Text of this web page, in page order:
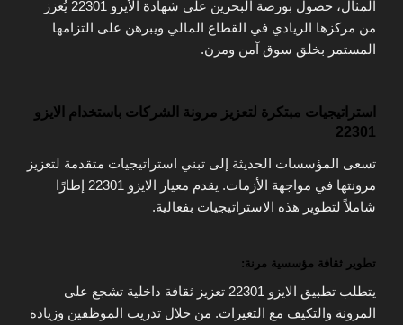
المثال، حصول بورصة البحرين على شهادة الأيزو 22301 يُعزز
من مركزها الريادي في القطاع المالي ويبرهن على التزامها
المستمر بخلق سوق آمن ومرن.
استراتيجيات مبتكرة لتعزيز مرونة الشركات باستخدام الايزو
22301
تسعى المؤسسات الحديثة إلى تبني استراتيجيات متقدمة لتعزيز
مرونتها في مواجهة الأزمات. يقدم معيار الايزو 22301 إطارًا
شاملاً لتطوير هذه الاستراتيجيات بفعالية.
تطوير ثقافة مؤسسية مرنة:
يتطلب تطبيق الايزو 22301 تعزيز ثقافة داخلية تشجع على
المرونة والتكيف مع التغيرات. من خلال تدريب الموظفين وزيادة